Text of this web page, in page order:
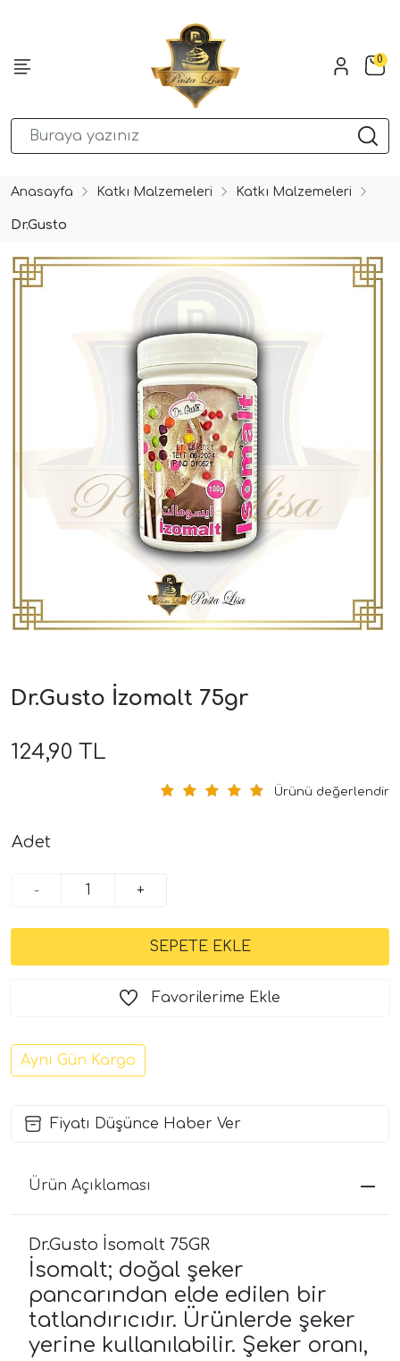
0
Anasayfa Katkı Malzemeleri Katkı Malzemeleri
Dr.Gusto
Dr.Gusto İzomalt 75gr
124,90 TL
Ürünü değerlendir
Adet
- +
Favorilerime Ekle
Aynı Gün Kargo
Fiyatı Düşünce Haber Ver
Ürün Açıklaması
Dr.Gusto İsomalt 75GR
İsomalt; doğal şeker
pancarından elde edilen bir
tatlandırıcıdır. Ürünlerde şeker
yerine kullanılabilir. Şeker oranı,